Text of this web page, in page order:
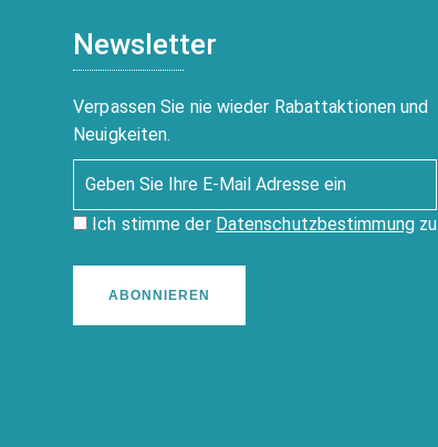
Newsletter
Verpassen Sie nie wieder Rabattaktionen und
Neuigkeiten.
Ich stimme der Datenschutzbestimmungzu
ABONNIEREN